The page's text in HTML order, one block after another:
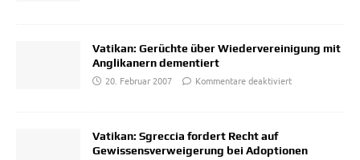
Vatikan: Gerüchte über Wiedervereinigung mit
Anglikanern dementiert
20. Februar 2007
Kommentare deaktiviert
Vatikan: Sgreccia fordert Recht auf
Gewissensverweigerung bei Adoptionen